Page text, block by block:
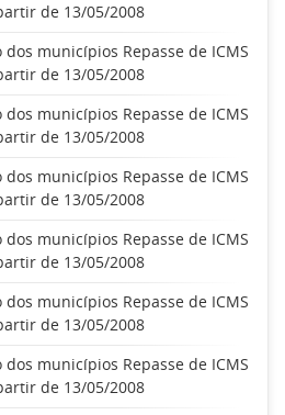
de 13/05/2008
municípios Repasse de ICMS
de 13/05/2008
municípios Repasse de ICMS
de 13/05/2008
municípios Repasse de ICMS
de 13/05/2008
municípios Repasse de ICMS
de 13/05/2008
municípios Repasse de ICMS
de 13/05/2008
municípios Repasse de ICMS
de 13/05/2008